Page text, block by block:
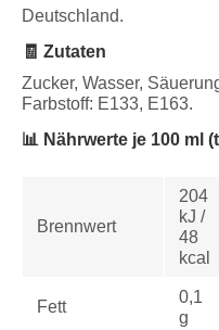
Deutschland.
🧾 Zutaten
Zucker, Wasser,
Farbstoff: E133, E163.
📊 Nährwerte je 100 ml
Brennwert
204
kJ /
48
kcal
Fett
0,1
g